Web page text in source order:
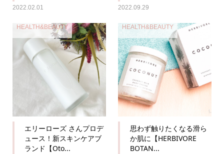
2022.02.01 2022.09.29
HEALTH&BEAUTY
エリーローズ さんプロデ
ュース！新スキンケアブ
ランド【Oto...
HEALTH&BEAUTY
思わず触りたくなる滑ら
か肌に【HERBIVORE
BOTAN...